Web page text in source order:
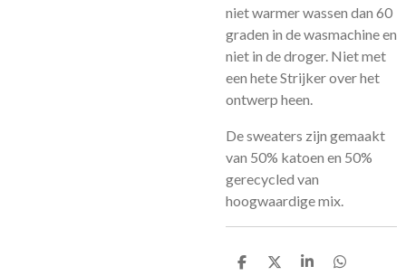
niet warmer wassen dan 60
graden in de wasmachine en
niet in de droger. Niet met
een hete Strijker over het
ontwerp heen.
De sweaters zijn gemaakt
van 50% katoen en 50%
gerecycled van
hoogwaardige mix.
D
D
S
D